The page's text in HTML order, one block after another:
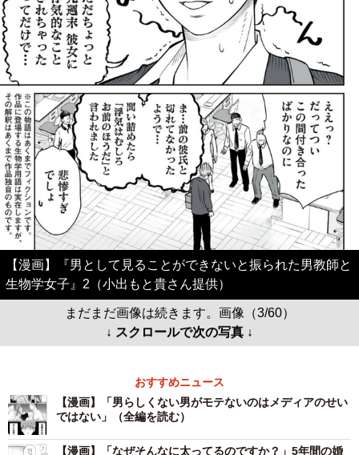
【漫画】『男として見ることができないと振られた男教師と
生物学女子』2（小出もと貴さん提供）
まだまだ画像は続きます。画像（3/60）
↓ スクロールで次の写真 ↓
おすすめニュース
【漫画】「男らしくない男がモテないのはメディアのせい
ではない」（全編を読む）
【漫画】「なぜそんなに太ってるのですか？」5年間の婚